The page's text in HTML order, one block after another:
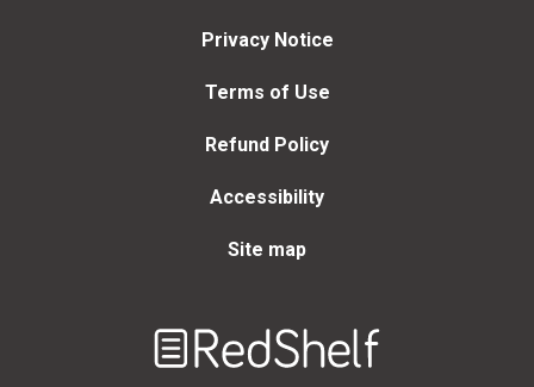
Privacy Notice
Terms of Use
Refund Policy
Accessibility
Site map